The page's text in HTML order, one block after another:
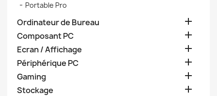
Portable Pro
Ordinateur de Bureau 
Composant PC 
Ecran / Affichage 
Périphérique PC 
Gaming 
Stockage 